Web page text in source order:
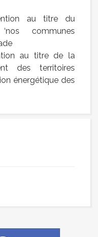
au titre du
communes
au titre de la
des territoires
énergétique des